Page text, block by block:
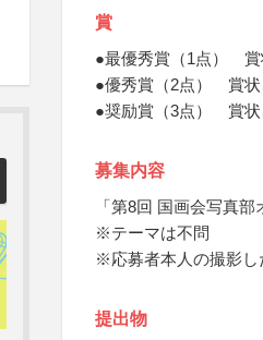
賞
●最優秀賞（1点） 賞
●優秀賞（2点） 賞状
●奨励賞（3点） 賞状
募集内容
「第8回 国画会写真
※テーマは不問
※応募者本人の撮影し
提出物